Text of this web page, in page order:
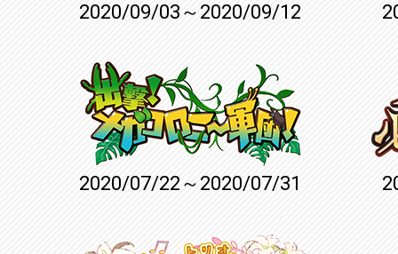
2020/09/03～2020/09/12
2020/07/22～2020/07/31